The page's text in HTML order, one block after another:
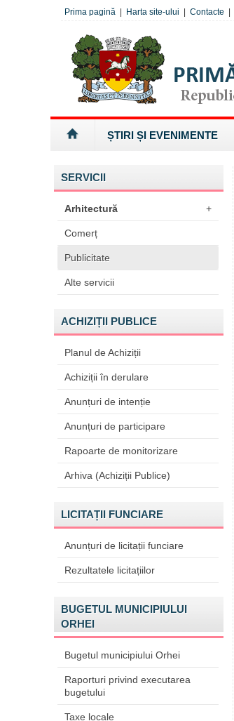
Prima pagină Harta site-ului Contacte
ȘTIRI ȘI EVENIMENTE
SERVICII
Arhitectură +
Comerț
Publicitate
Alte servicii
ACHIZIȚII PUBLICE
Planul de Achiziții
Achiziții în derulare
Anunțuri de intenție
Anunțuri de participare
Rapoarte de monitorizare
Arhiva (Achiziții Publice)
LICITAȚII FUNCIARE
Anunțuri de licitații funciare
Rezultatele licitațiilor
BUGETUL MUNICIPIULUI
ORHEI
Bugetul municipiului Orhei
Raporturi privind executarea
bugetului
Taxe locale